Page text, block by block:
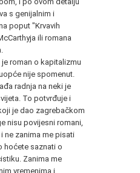
s genijalnim i
poput "Krvavih
ili romana
roman o kapitalizmu
nije spomenut.
radnja na neki je
To potvrđuje i
je dao zagrebačkom
nisu povijesni romani,
ne zanima me pisati
hoćete saznati o
Zanima me
vremenima i